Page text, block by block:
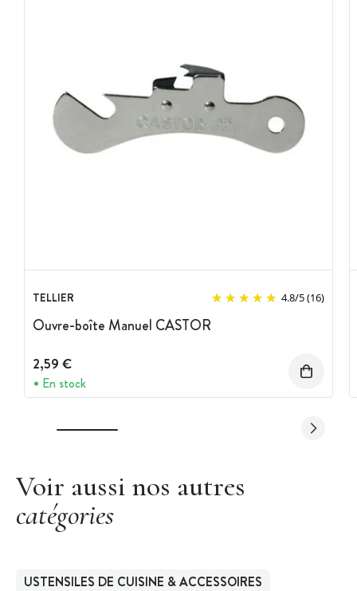
Lame profilée pour une meilleure découpe
Lame en acier traité antibactérien
Fixation par vissage ou serre-joint
Garantie 3 ans
(hors couteau et lame)
Marque : Bonzer
TELLIER 4.8/5(16)
Ouvre-boîte Manuel CASTOR
2,59 €
En stock
Voir aussi nos autres
catégories
USTENSILES DE CUISINE & ACCESSOIRES